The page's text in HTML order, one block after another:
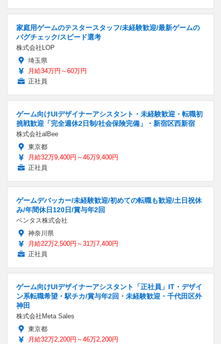
家庭用ゲームのテスタースタッフ/未経験歓迎/最新ゲームの
バグチェック/スピード選考
株式会社LOP
埼玉県
月給34万円～60万円
正社員
ゲーム向けUIデザイナーアシスタント・未経験歓迎・転職初
挑戦歓迎「完全週休2日制/社会保険完備」・新宿区西新宿
株式会社alBee
東京都
月給32万9,400円～46万9,400円
正社員
ゲームデバッカー/未経験歓迎/初めての転職も歓迎/土日祝休
み/年間休日120日/賞与年2回
ベンタス株式会社
神奈川県
月給22万2,500円～31万7,400円
正社員
ゲーム向けUIデザイナーアシスタント「正社員」IT・デザイ
ン系転職希望・駅チカ/賞与年2回・未経験歓迎・千代田区外
神田
株式会社Meta Sales
東京都
月給32万2,200円～46万2,200円